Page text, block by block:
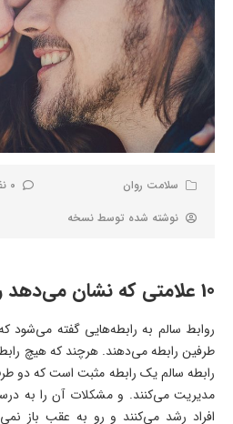
سلامت روان
0 نظر کاربران
نوشته شده توسط نسخه
10 علامتی که نشان می‌دهد رابطه شما سالم است
روابط سالم به رابطه‌هایی گفته
طرفین رابطه می‌دهند. هرچند که هیچ
رابطه سالم یک رابطه مثبت است که دو
مدیریت می‌کنند. و مشکلات آن را به